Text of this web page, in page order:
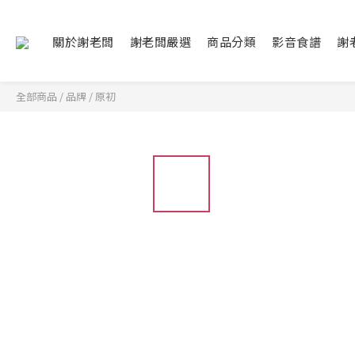
關於謝老闆 謝老闆嚴選 商品分類 影音食譜 謝
全部商品 / 品牌 /原初